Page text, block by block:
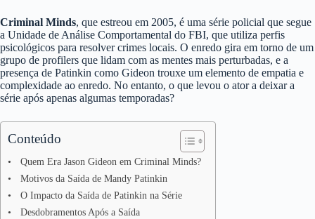
Criminal Minds, que estreou em 2005, é uma série policial que segue
a Unidade de Análise Comportamental do FBI, que utiliza perfis
psicológicos para resolver crimes locais. O enredo gira em torno de um
grupo de profilers que lidam com as mentes mais perturbadas, e a
presença de Patinkin como Gideon trouxe um elemento de empatia e
complexidade ao enredo. No entanto, o que levou o ator a deixar a
série após apenas algumas temporadas?
Conteúdo
Quem Era Jason Gideon em Criminal Minds?
Motivos da Saída de Mandy Patinkin
O Impacto da Saída de Patinkin na Série
Desdobramentos Após a Saída